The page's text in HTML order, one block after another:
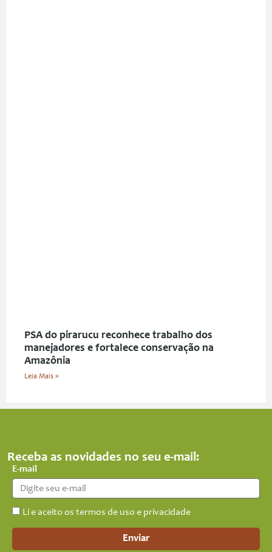
PSA do pirarucu reconhece trabalho dos
manejadores e fortalece conservação na
Amazônia
Leia Mais »
Receba as novidades no seu e-mail:
E-mail
Li e aceito os termos de uso e privacidade
Enviar